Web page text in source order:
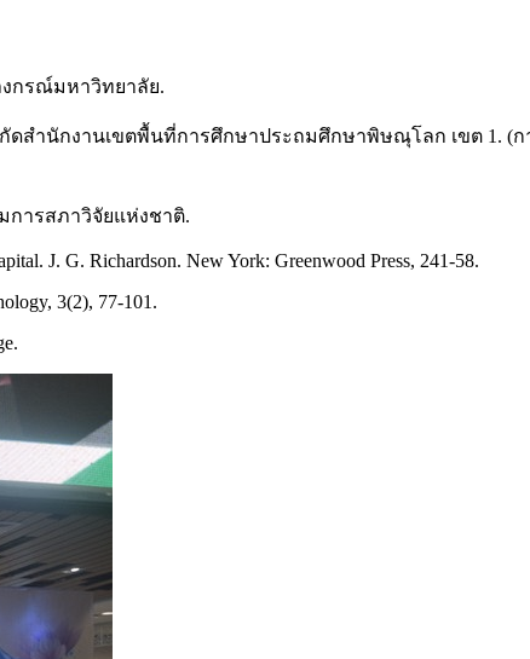
งกรณ์มหาวิทยาลัย.
ำนักงานเขตพื้นที่การศึกษาประถมศึกษาพิษณุโลก เขต 1. (ก
ารสภาวิจัยแห่งชาติ.
J. G. Richardson. New York: Greenwood Press, 241-58.
3(2), 77-101.